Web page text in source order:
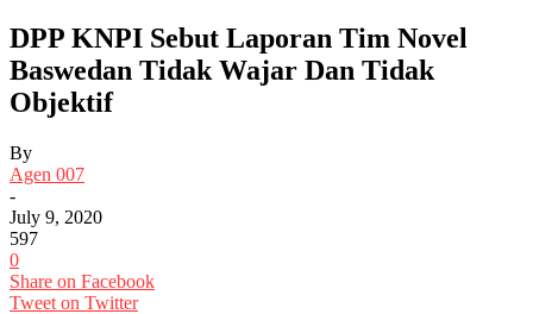
DPP KNPI Sebut Laporan Tim Novel
Baswedan Tidak Wajar Dan Tidak
Objektif
By
Agen 007
-
July 9, 2020
597
0
Share on Facebook
Tweet on Twitter